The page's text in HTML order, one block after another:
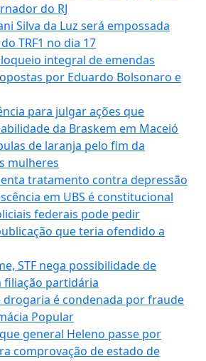
do RJ
Silva da Luz será empossada
TRF1 no dia 17
integral de emendas
por Eduardo Bolsonaro e
para julgar ações que
da Braskem em Maceió
de laranja pelo fim da
mulheres
tratamento contra depressão
em UBS é constitucional
federais pode pedir
que teria ofendido a
STF nega possibilidade de
filiação partidária
é condenada por fraude
Popular
general Heleno passe por
comprovação de estado de